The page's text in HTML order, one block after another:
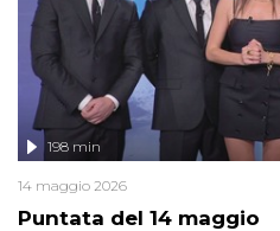
Puntata del 14 maggio
198 min
14 maggio 2026